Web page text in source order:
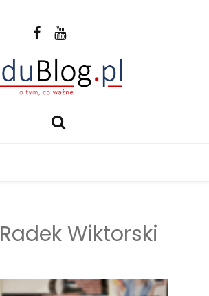
eduBlog.pl
Radek Wiktorski